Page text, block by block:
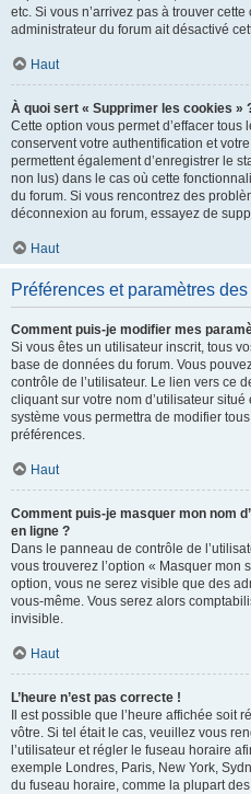
etc. Si vous n’arrivez pas à trouver
administrateur du forum ait désactivé
Haut
À quoi sert « Supprimer les cookies »
Cette option vous permet d’effacer
conservent votre authentification et
permettent également d’enregistrer le
non lus) dans le cas où cette
du forum. Si vous rencontrez des
déconnexion au forum, essayez de
Haut
Préférences et paramètres
Comment puis-je modifier mes
Si vous êtes un utilisateur inscrit, tous
base de données du forum. Vous
contrôle de l’utilisateur. Le lien vers ce
cliquant sur votre nom d’utilisateur
système vous permettra de modifier
préférences.
Haut
Comment puis-je masquer mon nom
en ligne ?
Dans le panneau de contrôle de
vous trouverez l’option « Masquer mon
option, vous ne serez visible que des
vous-même. Vous serez alors
invisible.
Haut
L’heure n’est pas correcte !
Il est possible que l’heure affichée soit
vôtre. Si tel était le cas, veuillez vous
l’utilisateur et régler le fuseau horaire
exemple Londres, Paris, New York,
du fuseau horaire, comme la plupart